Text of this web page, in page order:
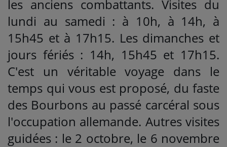
les anciens combattants. Visites du
lundi au samedi : à 10h, à 14h, à
15h45 et à 17h15. Les dimanches et
jours fériés : 14h, 15h45 et 17h15.
C'est un véritable voyage dans le
temps qui vous est proposé, du faste
des Bourbons au passé carcéral sous
l'occupation allemande. Autres visites
guidées : le 2 octobre, le 6 novembre